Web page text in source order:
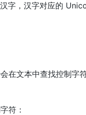
字，汉字对应的
在文本中查找控制字
符：